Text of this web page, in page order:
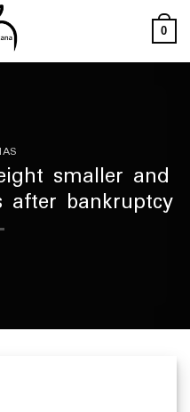
0
smaller and
after bankruptcy